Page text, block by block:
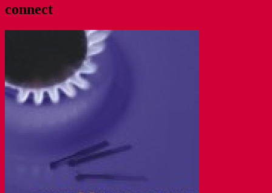
connect